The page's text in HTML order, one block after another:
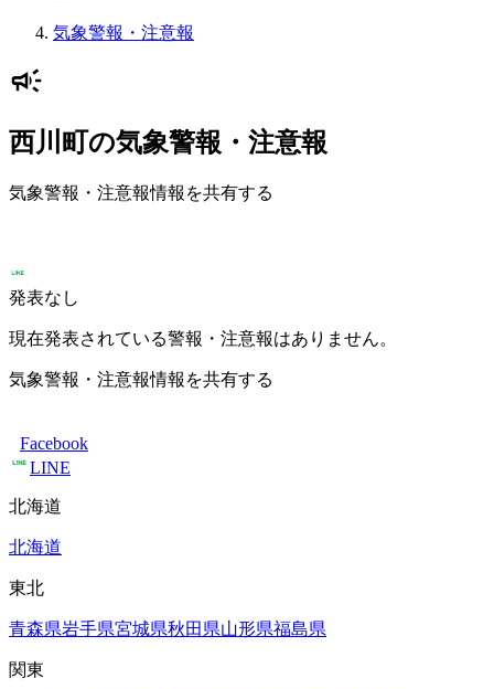
気象警報・注意報
西川町の気象警報・注意報
気象警報・注意報情報を共有する
発表なし
現在発表されている警報・注意報はありません。
気象警報・注意報情報を共有する
Facebook
LINE
北海道
北海道
東北
青森県岩手県宮城県秋田県山形県福島県
関東